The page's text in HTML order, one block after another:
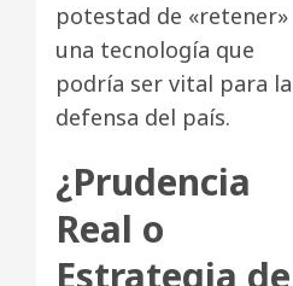
potestad de «retener»
una tecnología que
podría ser vital para la
defensa del país.
¿Prudencia
Real o